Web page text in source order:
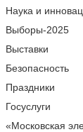
Наука и
Выборы-2025
Выставки
Безопасность
Праздники
Госуслуги
«Московская